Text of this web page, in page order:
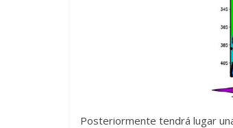
Posteriormente tendrá lugar